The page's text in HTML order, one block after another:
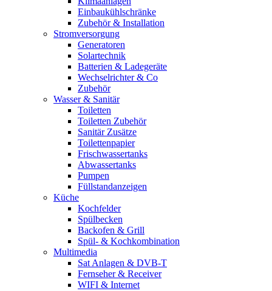
Einbaukühlschränke
Zubehör & Installation
Stromversorgung
Generatoren
Solartechnik
Batterien & Ladegeräte
Wechselrichter & Co
Zubehör
Wasser & Sanitär
Toiletten
Toiletten Zubehör
Sanitär Zusätze
Toilettenpapier
Frischwassertanks
Abwassertanks
Pumpen
Füllstandanzeigen
Küche
Kochfelder
Spülbecken
Backofen & Grill
Spül- & Kochkombination
Multimedia
Sat Anlagen & DVB-T
Fernseher & Receiver
WIFI & Internet